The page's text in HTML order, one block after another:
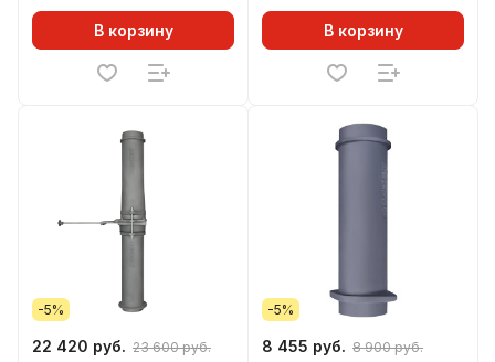
В корзину В корзину
-5%
22 420 руб. 23 600 руб.
-5%
8 455 руб. 8 900 руб.